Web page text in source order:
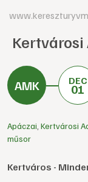
Kertvárosi
DEC
01
Apáczai Kertvárosi
műsor
Kertváros -